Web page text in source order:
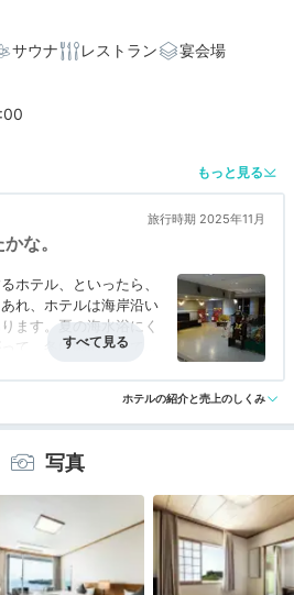
めの３つのポイント
に海のパノラマが広がる絶景温泉露
にキッズプールも！夏は水遊びを
サウナ レストラン
宴会場
もっと見る
旅行時期 2025年11月
な。
ホテル、といったら、
れ、ホテルは海岸沿い
ます。夏の海水浴にく
て、冬は閑散としてい
ホテルの紹介と売上のしくみ
写真